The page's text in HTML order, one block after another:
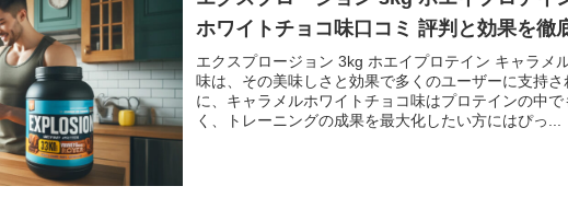
ホワイトチョコ味口コミ 評判と効果を徹
エクスプロージョン 3kg ホエイプロテイン キャラメ
味は、その美味しさと効果で多くのユーザーに支持
に、キャラメルホワイトチョコ味はプロテインの中
く、トレーニングの成果を最大化したい方にはぴっ...